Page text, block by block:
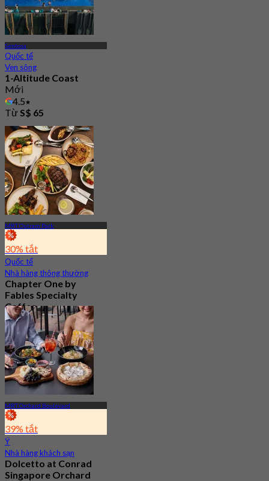
Sentosa
Quốc tế
Ven sông
1-Altitude Coast
Mới
4.5
Từ S$ 65
MRT Outram Park
30% tắt
Quốc tế
Nhà hàng thông thường
Chapter One by
Fables Specialty
Coffee
Mới
4.6
Từ S$ 28
MRT Orchard Boulevard
39% tắt
Ý
Nhà hàng khách sạn
Dolcetto at Conrad
Singapore Orchard